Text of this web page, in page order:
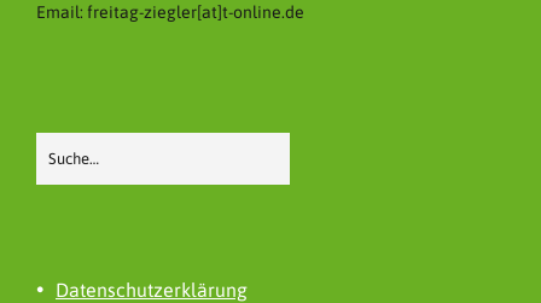
Email: freitag-ziegler[at]t-online.de
Datenschutzerklärung